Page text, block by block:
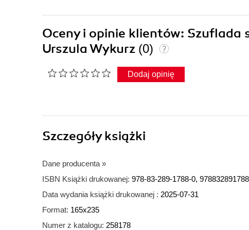
Oceny i opinie klientów:
Urszula Wykurz (0)
Dodaj opinię
Szczegółyksiążki
Dane producenta »
ISBN Książki drukowanej: 978-83-289-1788-0,
Data wydania książki drukowanej : 2025-07-31
Format: 165x235
Numer z katalogu: 258178